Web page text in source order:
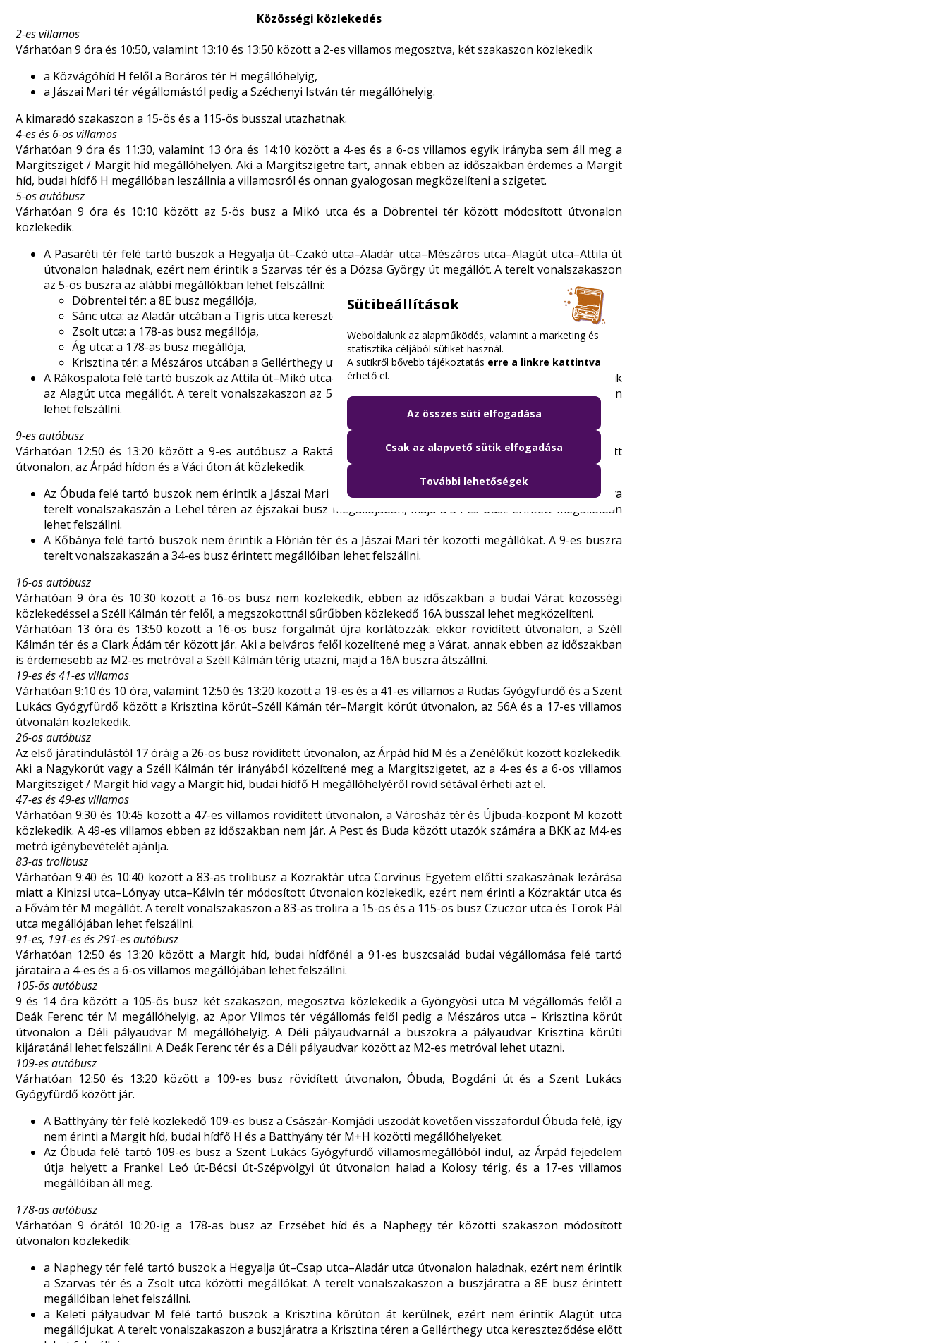
Közösségi közlekedés
2-es villamos
Várhatóan 9 óra és 10:50, valamint 13:10 és 13:50 között a 2-es villamos megosztva, két szakaszon közlekedik
a Közvágóhíd H felől a Boráros tér H megállóhelyig,
a Jászai Mari tér végállomástól pedig a Széchenyi István tér megállóhelyig.
A kimaradó szakaszon a 15-ös és a 115-ös busszal utazhatnak.
4-es és 6-os villamos
Várhatóan 9 óra és 11:30, valamint 13 óra és 14:10 között a 4-es és a 6-os villamos egyik irányba sem áll meg a
Margitsziget / Margit híd megállóhelyen. Aki a Margitszigetre tart, annak ebben az időszakban érdemes a Margit
híd, budai hídfő H megállóban leszállnia a villamosról és onnan gyalogosan megközelíteni a szigetet.
5-ös autóbusz
Várhatóan 9 óra és 10:10 között az 5-ös busz a Mikó utca és a Döbrentei tér között módosított útvonalon
közlekedik.
A Pasaréti tér felé tartó buszok a Hegyalja út–Czakó utca–Aladár utca–Mészáros utca–Alagút utca–Attila út
útvonalon haladnak, ezért nem érintik a Szarvas tér és a Dózsa György út megállót. A terelt vonalszakaszon
az 5-ös buszra az alábbi megállókban lehet felszállni:
Döbrentei tér: a 8E busz megállója,
Sánc utca: az Aladár utcában a Tigris utca kereszteződése után,
Zsolt utca: a 178-as busz megállója,
Ág utca: a 178-as busz megállója,
Krisztina tér: a Mészáros utcában a Gellérthegy utca kereszteződése előtt.
A Rákospalota felé tartó buszok az Attila út–Mikó utca–Krisztina körút útvonalon haladnak, ezért nem érintik
az Alagút utca megállót. A terelt vonalszakaszon az 5-ös buszra az 56A villamos Krisztina tér megállójában
lehet felszállni.
9-es autóbusz
Várhatóan 12:50 és 13:20 között a 9-es autóbusz a Raktár utca és a Nyugati pályaudvar M között módosított
útvonalon, az Árpád hídon és a Váci úton át közlekedik.
Az Óbuda felé tartó buszok nem érintik a Jászai Mari tér és a Kiscelli utca közötti megállókat. A 9-es buszra
terelt vonalszakaszán a Lehel téren az éjszakai busz megállójában, majd a 34-es busz érintett megállóiban
lehet felszállni.
A Kőbánya felé tartó buszok nem érintik a Flórián tér és a Jászai Mari tér közötti megállókat. A 9-es buszra
terelt vonalszakaszán a 34-es busz érintett megállóiban lehet felszállni.
16-os autóbusz
Várhatóan 9 óra és 10:30 között a 16-os busz nem közlekedik, ebben az időszakban a budai Várat közösségi
közlekedéssel a Széll Kálmán tér felől, a megszokottnál sűrűbben közlekedő 16A busszal lehet megközelíteni.
Várhatóan 13 óra és 13:50 között a 16-os busz forgalmát újra korlátozzák: ekkor rövidített útvonalon, a Széll
Kálmán tér és a Clark Ádám tér között jár. Aki a belváros felől közelítené meg a Várat, annak ebben az időszakban
is érdemesebb az M2-es metróval a Széll Kálmán térig utazni, majd a 16A buszra átszállni.
19-es és 41-es villamos
Várhatóan 9:10 és 10 óra, valamint 12:50 és 13:20 között a 19-es és a 41-es villamos a Rudas Gyógyfürdő és a Szent
Lukács Gyógyfürdő között a Krisztina körút–Széll Kámán tér–Margit körút útvonalon, az 56A és a 17-es villamos
útvonalán közlekedik.
26-os autóbusz
Az első járatindulástól 17 óráig a 26-os busz rövidített útvonalon, az Árpád híd M és a Zenélőkút között közlekedik.
Aki a Nagykörút vagy a Széll Kálmán tér irányából közelítené meg a Margitszigetet, az a 4-es és a 6-os villamos
Margitsziget / Margit híd vagy a Margit híd, budai hídfő H megállóhelyéről rövid sétával érheti azt el.
47-es és 49-es villamos
Várhatóan 9:30 és 10:45 között a 47-es villamos rövidített útvonalon, a Városház tér és Újbuda-központ M között
közlekedik. A 49-es villamos ebben az időszakban nem jár. A Pest és Buda között utazók számára a BKK az M4-es
metró igénybevételét ajánlja.
83-as trolibusz
Várhatóan 9:40 és 10:40 között a 83-as trolibusz a Közraktár utca Corvinus Egyetem előtti szakaszának lezárása
miatt a Kinizsi utca–Lónyay utca–Kálvin tér módosított útvonalon közlekedik, ezért nem érinti a Közraktár utca és
a Fővám tér M megállót. A terelt vonalszakaszon a 83-as trolira a 15-ös és a 115-ös busz Czuczor utca és Török Pál
utca megállójában lehet felszállni.
91-es, 191-es és 291-es autóbusz
Várhatóan 12:50 és 13:20 között a Margit híd, budai hídfőnél a 91-es buszcsalád budai végállomása felé tartó
járataira a 4-es és a 6-os villamos megállójában lehet felszállni.
105-ös autóbusz
9 és 14 óra között a 105-ös busz két szakaszon, megosztva közlekedik a Gyöngyösi utca M végállomás felől a
Deák Ferenc tér M megállóhelyig, az Apor Vilmos tér végállomás felől pedig a Mészáros utca – Krisztina körút
útvonalon a Déli pályaudvar M megállóhelyig. A Déli pályaudvarnál a buszokra a pályaudvar Krisztina körúti
kijáratánál lehet felszállni. A Deák Ferenc tér és a Déli pályaudvar között az M2-es metróval lehet utazni.
109-es autóbusz
Várhatóan 12:50 és 13:20 között a 109-es busz rövidített útvonalon, Óbuda, Bogdáni út és a Szent Lukács
Gyógyfürdő között jár.
A Batthyány tér felé közlekedő 109-es busz a Császár-Komjádi uszodát követően visszafordul Óbuda felé, így
nem érinti a Margit híd, budai hídfő H és a Batthyány tér M+H közötti megállóhelyeket.
Az Óbuda felé tartó 109-es busz a Szent Lukács Gyógyfürdő villamosmegállóból indul, az Árpád fejedelem
útja helyett a Frankel Leó út-Bécsi út-Szépvölgyi út útvonalon halad a Kolosy térig, és a 17-es villamos
megállóiban áll meg.
178-as autóbusz
Várhatóan 9 órától 10:20-ig a 178-as busz az Erzsébet híd és a Naphegy tér közötti szakaszon módosított
útvonalon közlekedik:
a Naphegy tér felé tartó buszok a Hegyalja út–Csap utca–Aladár utca útvonalon haladnak, ezért nem érintik
a Szarvas tér és a Zsolt utca közötti megállókat. A terelt vonalszakaszon a buszjáratra a 8E busz érintett
megállóiban lehet felszállni.
a Keleti pályaudvar M felé tartó buszok a Krisztina körúton át kerülnek, ezért nem érintik Alagút utca
megállójukat. A terelt vonalszakaszon a buszjáratra a Krisztina téren a Gellérthegy utca kereszteződése előtt
Sütibeállítások
Weboldalunk az alapműködés, valamint a marketing és
statisztika céljából sütiket használ.
A sütikről bővebb tájékoztatás erre a linkre kattintva
érhető el.
Az összes süti elfogadása
Csak az alapvető sütik elfogadása
További lehetőségek